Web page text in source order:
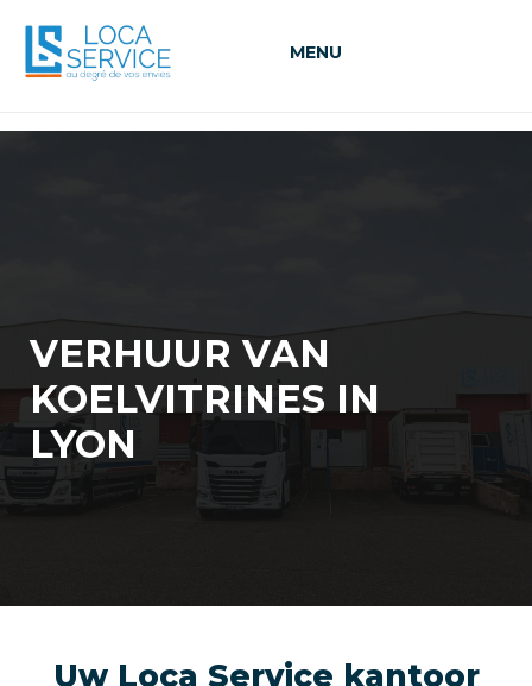
MENU
VERHUUR VAN
KOELVITRINES IN
LYON
Uw Loca Service kantoor